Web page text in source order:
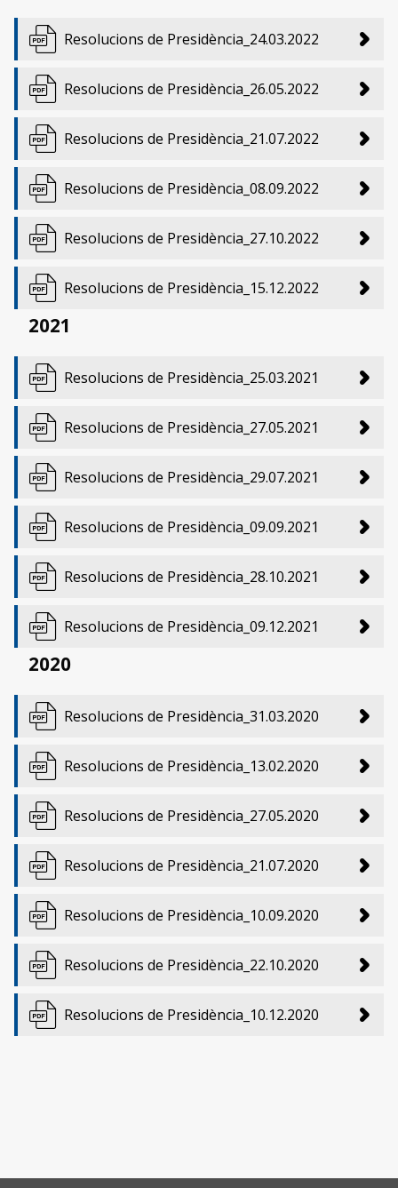
Resolucions de Presidència_24.03.2022
Resolucions de Presidència_26.05.2022
Resolucions de Presidència_21.07.2022
Resolucions de Presidència_08.09.2022
Resolucions de Presidència_27.10.2022
Resolucions de Presidència_15.12.2022
2021
Resolucions de Presidència_25.03.2021
Resolucions de Presidència_27.05.2021
Resolucions de Presidència_29.07.2021
Resolucions de Presidència_09.09.2021
Resolucions de Presidència_28.10.2021
Resolucions de Presidència_09.12.2021
2020
Resolucions de Presidència_31.03.2020
Resolucions de Presidència_13.02.2020
Resolucions de Presidència_27.05.2020
Resolucions de Presidència_21.07.2020
Resolucions de Presidència_10.09.2020
Resolucions de Presidència_22.10.2020
Resolucions de Presidència_10.12.2020